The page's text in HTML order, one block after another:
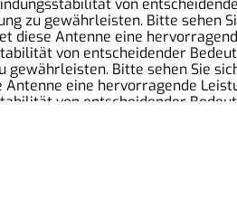
zu gewährleisten. Bitte sehen
diese Antenne eine
von entscheidender
Bitte sehen Sie
eine hervorragende
von entscheidender